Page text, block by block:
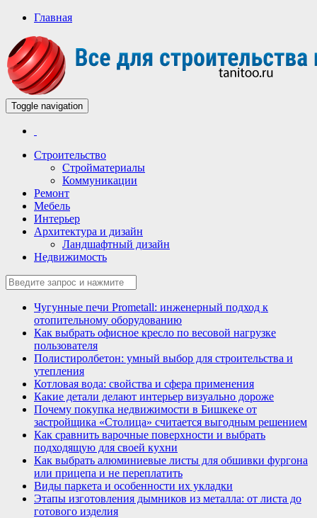
Главная
Строительный портал
Всё для строительства и ремонта
Toggle navigation
Строительство
Стройматериалы
Коммуникации
Ремонт
Мебель
Интерьер
Архитектура и дизайн
Ландшафтный дизайн
Недвижимость
Чугунные печи Prometall: инженерный подход к
отопительному оборудованию
Как выбрать офисное кресло по весовой нагрузке
пользователя
Полистиролбетон: умный выбор для строительства и
утепления
Котловая вода: свойства и сфера применения
Какие детали делают интерьер визуально дороже
Почему покупка недвижимости в Бишкеке от
застройщика «Столица» считается выгодным решением
Как сравнить варочные поверхности и выбрать
подходящую для своей кухни
Как выбрать алюминиевые листы для обшивки фургона
или прицепа и не переплатить
Виды паркета и особенности их укладки
Этапы изготовления дымников из металла: от листа до
готового изделия